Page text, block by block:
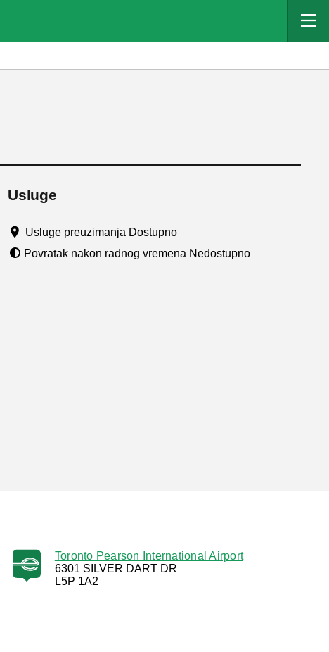
Usluge
Usluge preuzimanja Dostupno
Povratak nakon radnog vremena Nedostupno
Toronto Pearson International Airport
6301 SILVER DART DR
L5P 1A2